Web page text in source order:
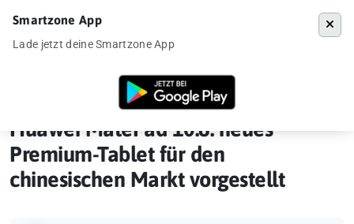
»Huawei MatePad 10.8: neues Premium-Tablet
Huawei MatePad 10.8: neues
Premium-Tablet für den
chinesischen Markt vorgestellt
Smartzone App
Lade jetzt deine Smartzone App